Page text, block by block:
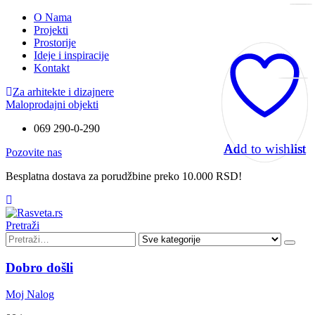
O Nama
Projekti
Prostorije
Ideje i inspiracije
Kontakt
Za arhitekte i dizajnere
Maloprodajni objekti
069 290-0-290
Pozovite nas
Besplatna dostava za porudžbine preko 10.000 RSD!
Pretraži
Dobro došli
Moj Nalog
Add to wishlist
Add to wishlist
Add to wishlist